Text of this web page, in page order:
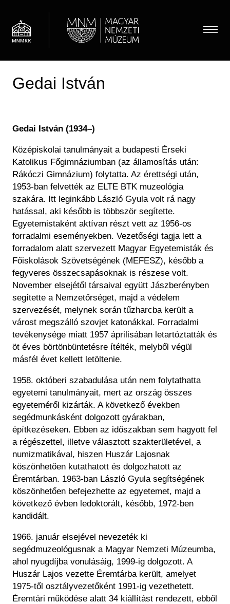
tartalomra
Menü
Látogatóknak
Jegyárak
Látogatói információk
Önálló felfedezés
Csoportos látogatás
Családoknak
Vasúti kedvezmény
Múzeumpedagógia
Óvodások
Iskolások
Gyerekek
Családok
Felnőttek
Pedagógusok
Múzeum
Múzeumi élet / Rólunk
Önkéntesség
Iskolai közösségi szolgálat
Régészet
Tagintézmények
Felnőttképzés
Közérdekű adatok
Gyűjtemények
Almenü megnyitása
Régészeti Tár
Újkori Főosztály
Modernkori Főosztály
Képcsarnok
Történeti Fényképtár
Éremtár
Adattár
Központi Könyvtár
Keresés
HU EN
Gedai István
Gedai István (1934–)
Középiskolai tanulmányait a budapesti Érseki
Katolikus Főgimnáziumban (az államosítás után:
Rákóczi Gimnázium) folytatta. Az érettségi után,
1953-ban felvették az ELTE BTK muzeológia
szakára. Itt leginkább László Gyula volt rá nagy
hatással, aki később is többször segítette.
Egyetemistaként aktívan részt vett az 1956-os
forradalmi eseményekben. Vezetőségi tagja lett a
forradalom alatt szervezett Magyar Egyetemisták és
Főiskolások Szövetségének (MEFESZ), később a
fegyveres összecsapásoknak is részese volt.
November elsejétől társaival együtt Jászberényben
segítette a Nemzetőrséget, majd a védelem
szervezését, melynek során tűzharcba került a
várost megszálló szovjet katonákkal. Forradalmi
tevékenysége miatt 1957 áprilisában letartóztatták és
öt éves börtönbüntetésre ítélték, melyből végül
másfél évet kellett letöltenie.
1958. októberi szabadulása után nem folytathatta
egyetemi tanulmányait, mert az ország összes
egyeteméről kizárták. A következő években
segédmunkásként dolgozott gyárakban,
építkezéseken. Ebben az időszakban sem hagyott fel
a régészettel, illetve választott szakterületével, a
numizmatikával, hiszen Huszár Lajosnak
köszönhetően kutathatott és dolgozhatott az
Éremtárban. 1963-ban László Gyula segítségének
köszönhetően befejezhette az egyetemet, majd a
következő évben ledoktorált, később, 1972-ben
kandidált.
1966. január elsejével nevezeték ki
segédmuzeológusnak a Magyar Nemzeti Múzeumba,
ahol nyugdíjba vonulásáig, 1999-ig dolgozott. A
Huszár Lajos vezette Éremtárba került, amelyet
1975-től osztályvezetőként 1991-ig vezethetett.
Éremtári működése alatt 34 kiállítást rendezett, ebből